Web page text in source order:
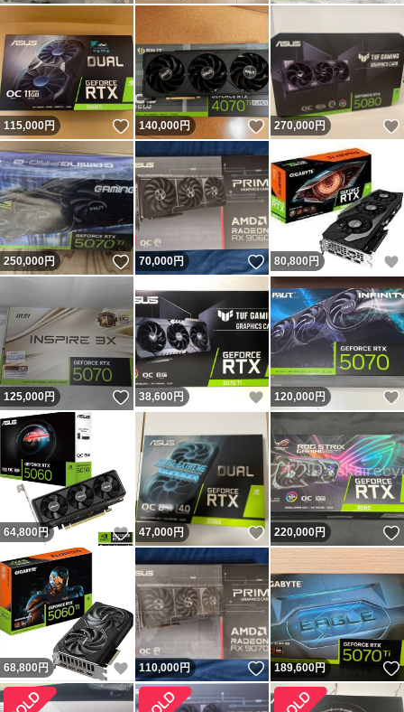
115,000円 いいね！
140,000円 いいね！
270,000円
250,000円 いいね！
70,000円 いいね！
80,800 円
125,000円 いいね！
38,600 円 いいね！
120,000 円
64,800 円 いいね！
47,000円 いいね！
220,000円
68,800 円 いいね！
110,000円 いいね！
189,600円